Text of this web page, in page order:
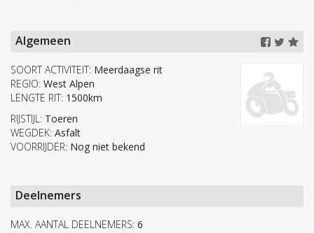
Algemeen
SOORT ACTIVITEIT: Meerdaagse rit
REGIO: West Alpen
LENGTE RIT: 1500km
RIJSTIJL: Toeren
WEGDEK: Asfalt
VOORRIJDER: Nog niet bekend
Deelnemers
MAX. AANTAL DEELNEMERS: 6